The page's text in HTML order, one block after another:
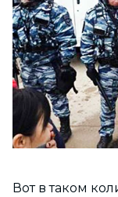
Вот в таком